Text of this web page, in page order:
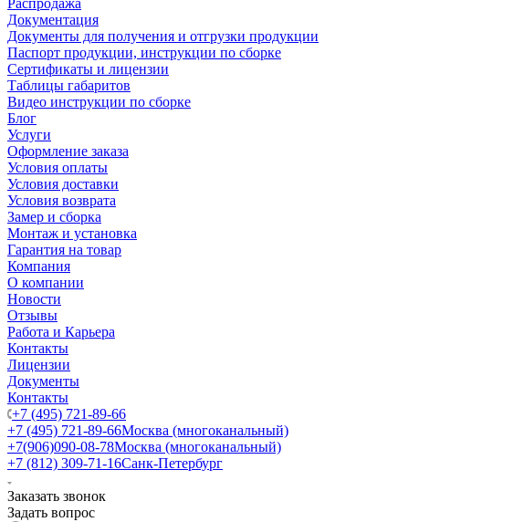
Распродажа
Документация
Документы для получения и отгрузки продукции
Паспорт продукции, инструкции по сборке
Сертификаты и лицензии
Таблицы габаритов
Видео инструкции по сборке
Блог
Услуги
Оформление заказа
Условия оплаты
Условия доставки
Условия возврата
Замер и сборка
Монтаж и установка
Гарантия на товар
Компания
О компании
Новости
Отзывы
Работа и Карьера
Контакты
Лицензии
Документы
Контакты
+7 (495) 721-89-66
+7 (495) 721-89-66Москва (многоканальный)
+7(906)090-08-78Москва (многоканальный)
+7 (812) 309-71-16Санк-Петербург
Заказать звонок
Задать вопрос